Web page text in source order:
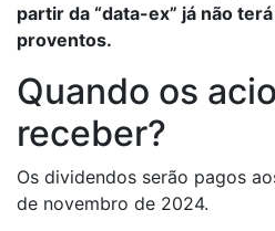
partir da “data-ex” já não
proventos.
Quando os
receber?
Os dividendos serão pagos
de novembro de 2024.